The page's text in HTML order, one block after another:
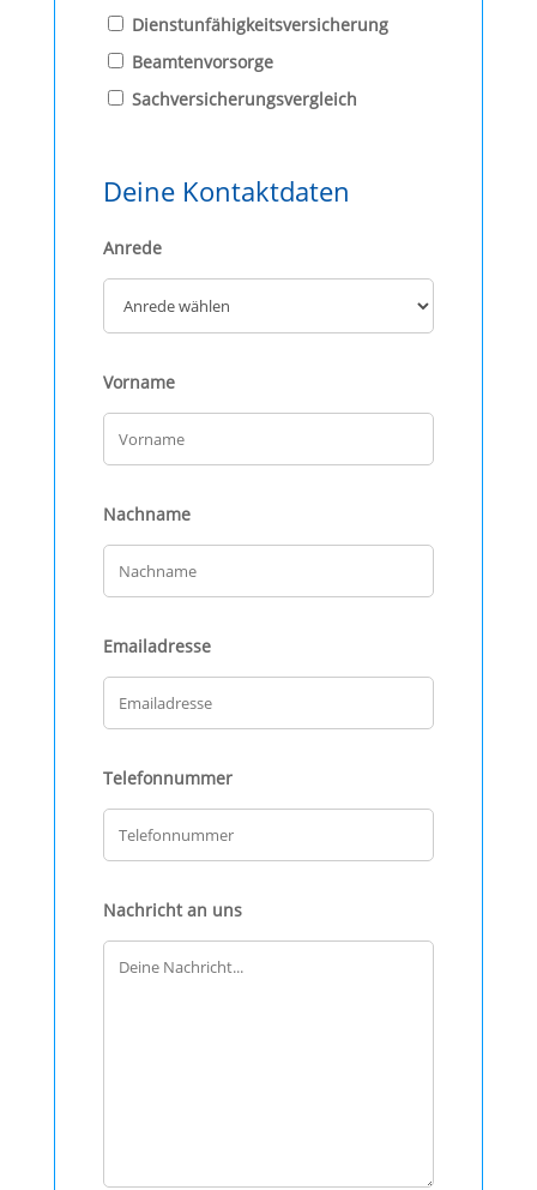
Dienstunfähigkeitsversicherung
Beamtenvorsorge
Sachversicherungsvergleich
Deine Kontaktdaten
Anrede
Vorname
Nachname
Emailadresse
Telefonnummer
Nachricht an uns